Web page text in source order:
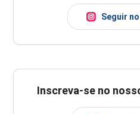
Seguir
Inscreva-se no